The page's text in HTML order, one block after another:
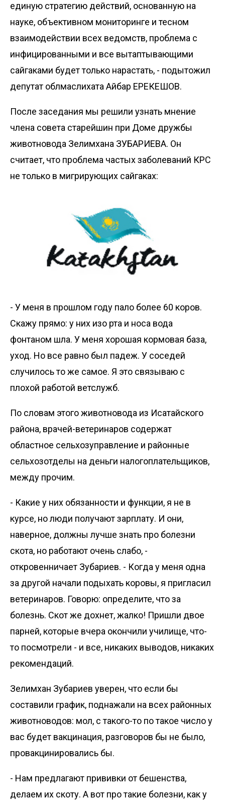
единую стратегию действий, основанную на
науке, объективном мониторинге и тесном
взаимодействии всех ведомств, проблема с
инфицированными и все вытаптывающими
сайгаками будет только нарастать, - подытожил
депутат облмаслихата Айбар ЕРЕКЕШОВ.
После заседания мы решили узнать мнение
члена совета старейшин при Доме дружбы
животновода Зелимхана ЗУБАРИЕВА. Он
считает, что проблема частых заболеваний КРС
не только в мигрирующих сайгаках:
- У меня в прошлом году пало более 60 коров.
Скажу прямо: у них изо рта и носа вода
фонтаном шла. У меня хорошая кормовая база,
уход. Но все равно был падеж. У соседей
случилось то же самое. Я это связываю с
плохой работой ветслужб.
По словам этого животновода из Исатайского
района, врачей-ветеринаров содержат
областное сельхозуправление и районные
сельхозотделы на деньги налогоплательщиков,
между прочим.
- Какие у них обязанности и функции, я не в
курсе, но люди получают зарплату. И они,
наверное, должны лучше знать про болезни
скота, но работают очень слабо, -
откровенничает Зубариев. - Когда у меня одна
за другой начали подыхать коровы, я пригласил
ветеринаров. Говорю: определите, что за
болезнь. Скот же дохнет, жалко! Пришли двое
парней, которые вчера окончили училище, что-
то посмотрели - и все, никаких выводов, никаких
рекомендаций.
Зелимхан Зубариев уверен, что если бы
составили график, поднажали на всех районных
животноводов: мол, с такого-то по такое число у
вас будет вакцинация, разговоров бы не было,
провакцинировались бы.
- Нам предлагают прививки от бешенства,
делаем их скоту. А вот про такие болезни, как у